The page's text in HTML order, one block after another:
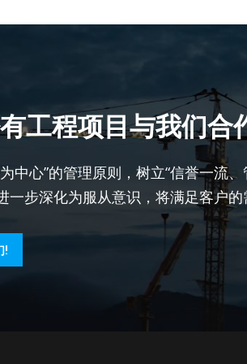
工程项目与我们合
中心”的管理原则，树立“信誉一流
一步深化为服从意识，将满足客户
!